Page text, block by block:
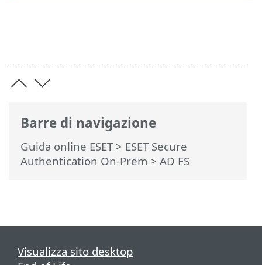
Barre di navigazione
Guida online ESET> ESET Secure
Authentication On-Prem > AD FS
Visualizza sito desktop